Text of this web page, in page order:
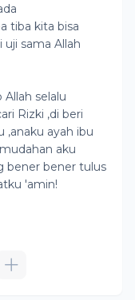
tiba kita bisa
sama Allah
selalu
Rizki ,di beri
,anaku ayah ibu
aku
bener bener tulus
'amin!